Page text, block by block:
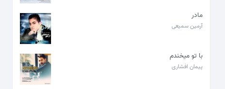
مادر
آرمین سمیعی
با تو میخندم
پیمان افشاری